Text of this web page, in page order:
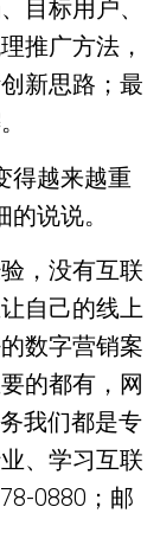
目标用户、
推广方法，
新思路；最
得越来越重
说说。
，没有互联
自己的线上
数字营销案
的都有，网
我们都是专
、学习互联
0880；邮